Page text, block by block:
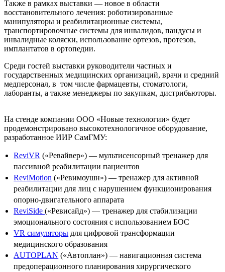
Также в рамках выставки — новое в области
восстановительного лечения: роботизированные
манипуляторы и реабилитационные системы,
транспортировочные системы для инвалидов, пандусы и
инвалидные коляски, использование ортезов, протезов,
имплантатов в ортопедии.
Среди гостей выставки руководители частных и
государственных медицинских организаций, врачи и средний
медперсонал, в том числе фармацевты, стоматологи,
лаборанты, а также менеджеры по закупкам, дистрибьюторы.
На стенде компании ООО «Новые технологии» будет
продемонстрировано высокотехнологичное оборудование,
разработанное ИИР СамГМУ:
ReviVR («Ревайвер») — мультисенсорный тренажер для
пассивной реабилитации пациентов
ReviMotion («Ревимоушн») — тренажер для активной
реабилитации для лиц с нарушением функционирования
опорно-двигательного аппарата
ReviSide(«Ревисайд») — тренажер для стабилизации
эмоционального состояния с использованием БОС
VR симуляторы для цифровой трансформации
медицинского образования
AUTOPLAN («Автоплан») — навигационная система
предоперационного планирования хирургического